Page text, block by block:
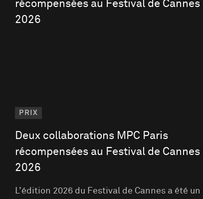
PRIX
Deux collaborations MPC Paris
récompensées au Festival de Cannes
2026
L’édition 2026 du Festival de Cannes a été un